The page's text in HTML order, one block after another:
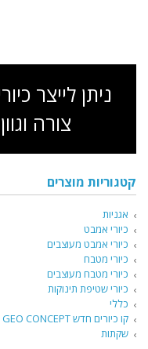
ניתן לייצר
צורה
קטגוריות מוצרים
אגניות
כיורי אמבט
כיורי אמבט מעוצבים
כיורי מטבח
כיורי מטבח מעוצבים
כיורי שטיפת תינוקות
כללי
קו כיורים חדש GEO CONCEPT
שקתות